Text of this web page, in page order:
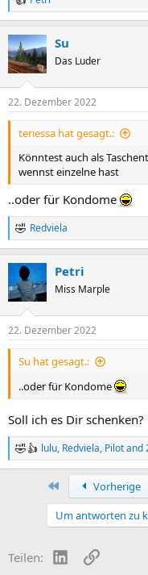
R
e
c
t
i
s
:
Su
Das Luder
22. Dezember 2022
teriessa hat gesagt.:
Könntest auch als
wennst einzelne hast
..oder für Kondome
R
e
c
t
i
s
:
Redviela
Petri
Miss Marple
22. Dezember 2022
Su hat gesagt.:
..oder für Kondome
Soll ich es Dir schenken?
R
e
s
lulu, Redviela, Pilotand
Erste Vorherige
Um antworten zu
Teilen: LinkedInLink